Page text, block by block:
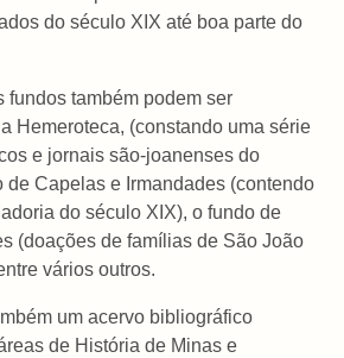
do século XIX até boa parte do
fundos também podem ser
Hemeroteca, (constando uma série
e jornais são-joanenses do
de Capelas e Irmandades (contendo
do século XIX), o fundo de
(doações de famílias de São João
vários outros.
um acervo bibliográfico
de História de Minas e